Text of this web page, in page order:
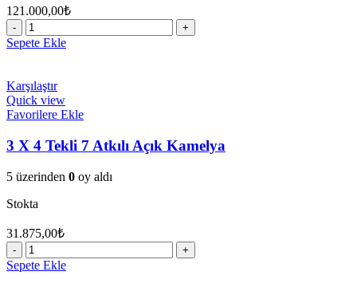
121.000,00₺
13
x
36
m2
TERAS
KAMELYA
(
parça
)
adet
Sepete Ekle
Karşılaştır
Quick view
Favorilere Ekle
3 X 4 Tekli 7 Atkılı Açık Kamelya
5 üzerinden 0 oy aldı
Stokta
31.875,00₺
3
X
Sepete Ekle